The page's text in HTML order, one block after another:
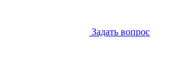
Задать вопрос